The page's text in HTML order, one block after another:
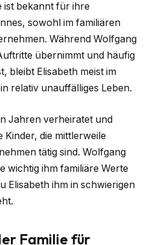
ist bekannt für ihre
sowohl im familiären
Während Wolfgang
übernimmt und häufig
bleibt Elisabeth meist im
relativ unauffälliges Leben.
Jahren verheiratet und
Kinder, die mittlerweile
tätig sind. Wolfgang
wichtig ihm familiäre Werte
Elisabeth ihm in schwierigen
Familie für